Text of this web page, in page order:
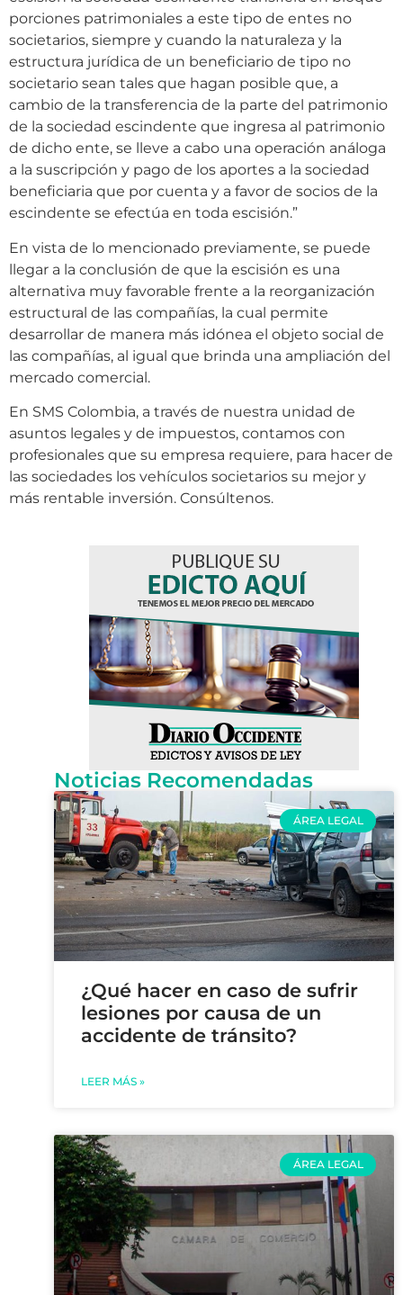
porciones patrimoniales a este tipo de entes no
societarios, siempre y cuando la naturaleza y la
estructura jurídica de un beneficiario de tipo no
societario sean tales que hagan posible que, a
cambio de la transferencia de la parte del patrimonio
de la sociedad escindente que ingresa al patrimonio
de dicho ente, se lleve a cabo una operación análoga
a la suscripción y pago de los aportes a la sociedad
beneficiaria que por cuenta y a favor de socios de la
escindente se efectúa en toda escisión.”
En vista de lo mencionado previamente, se puede
llegar a la conclusión de que la escisión es una
alternativa muy favorable frente a la reorganización
estructural de las compañías, la cual permite
desarrollar de manera más idónea el objeto social de
las compañías, al igual que brinda una ampliación del
mercado comercial.
En SMS Colombia, a través de nuestra unidad de
asuntos legales y de impuestos, contamos con
profesionales que su empresa requiere, para hacer de
las sociedades los vehículos societarios su mejor y
más rentable inversión. Consúltenos.
Noticias Recomendadas
ÁREA LEGAL
¿Qué hacer en caso de sufrir
lesiones por causa de un
accidente de tránsito?
LEER MÁS »
ÁREA LEGAL